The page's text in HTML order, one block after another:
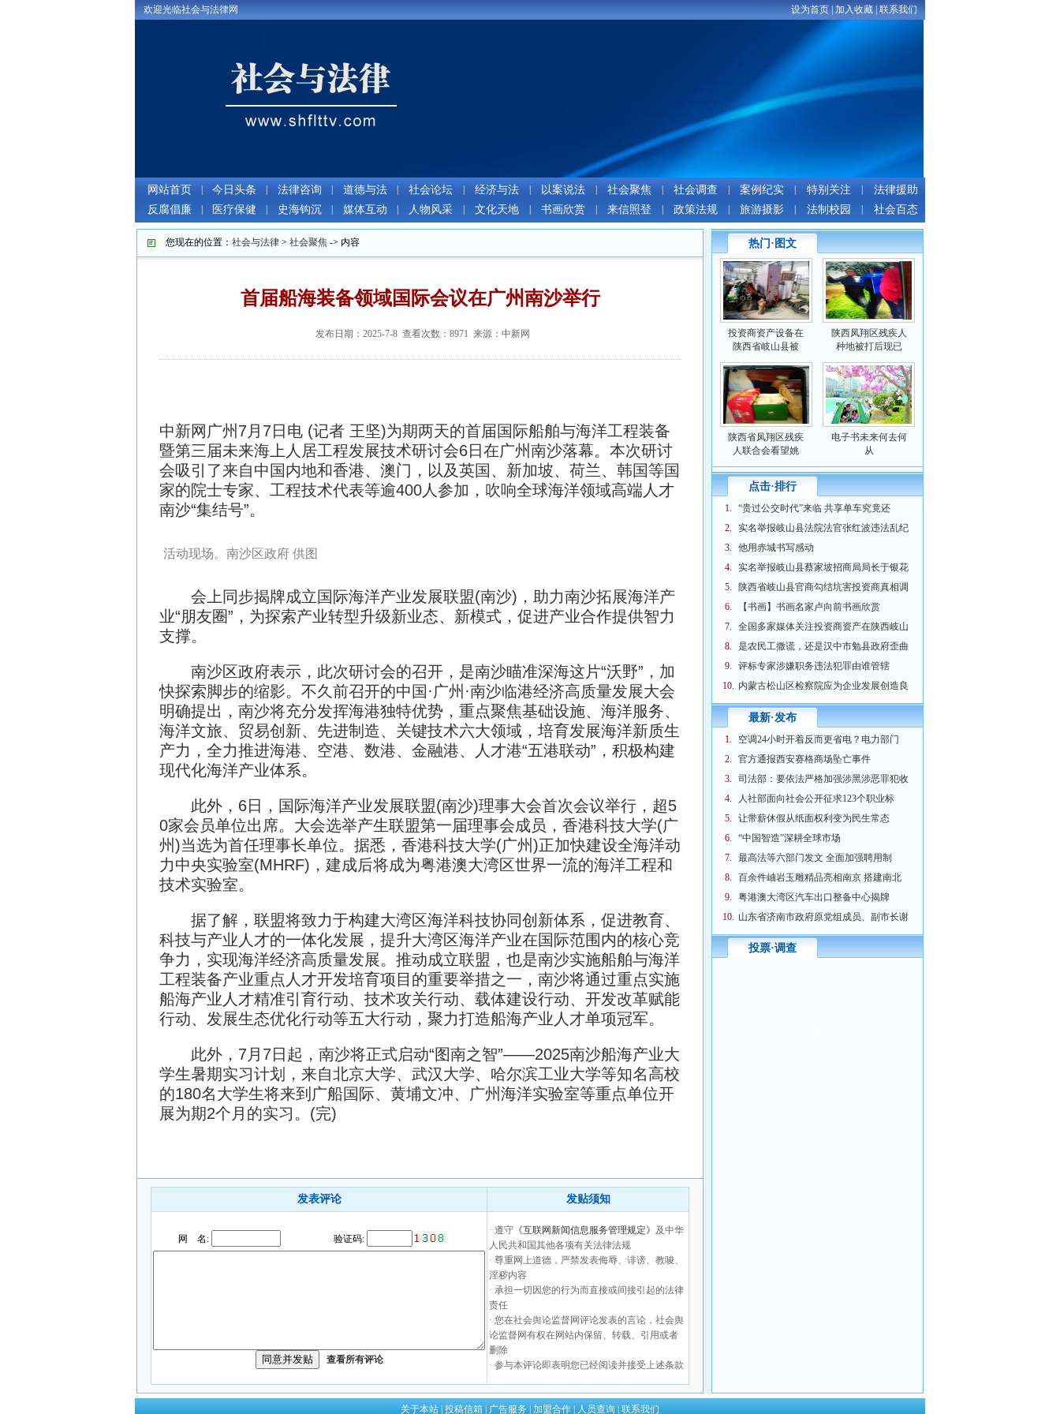
欢迎光临社会与法律网 设为首页| 加入收藏| 联系我们
网站首页 今日头条 法律咨询 道德与法 社会论坛 经济与法 以案说法 社会聚焦 社会调查 案例纪实 特别关注
法律援助
反腐倡廉
医疗保健 史海钩沉 媒体互动 人物风采 文化天地 书画欣赏 来信照登 政策法规 旅游摄影 法制校园 社会百态
您现在的位置： 社会与法律 > 社会聚焦 -> 内容
首届船海装备领域国际会议在广州南沙举行
发布日期：2025-7-8 查看次数：8971 来源：中新网
中新网 广州7月7日电 (记者 王坚)为期两天的首届国际船舶与海洋工程装备
暨第三届未来海上人居工程发展技术研讨会6日在广州南沙落幕。本次研讨
会吸引了来自中国内地和香港、澳门，以及英国、新加坡、荷兰、韩国等国
家的院士专家、工程技术代表等逾400人参加，吹响全球海洋领域高端人才
南沙“集结号”。
活动现场。南沙区政府 供图
会上同步揭牌成立国际海洋产业发展联盟(南沙)，助力南沙拓展海洋产
业“朋友圈”，为探索产业转型升级新业态、新模式，促进产业合作提供智力
支撑。
南沙区政府表示，此次研讨会的召开，是南沙瞄准深海这片“沃野”，加
快探索脚步的缩影。不久前召开的中国·广州·南沙临港经济高质量发展大会
明确提出，南沙将充分发挥海港独特优势，重点聚焦基础设施、海洋服务、
海洋文旅、贸易创新、先进制造、关键技术六大领域，培育发展海洋新质生
产力，全力推进海港、空港、数港、金融港、人才港“五港联动”，积极构建
现代化海洋产业体系。
此外，6日，国际海洋产业发展联盟(南沙)理事大会首次会议举行，超5
0家会员单位出席。大会选举产生联盟第一届理事会成员，香港科技大学(广
州)当选为首任理事长单位。据悉，香港科技大学(广州)正加快建设全海洋动
力中央实验室(MHRF)，建成后将成为粤港澳大湾区世界一流的海洋工程和
技术实验室。
据了解，联盟将致力于构建大湾区海洋科技协同创新体系，促进教育、
科技与产业人才的一体化发展，提升大湾区海洋产业在国际范围内的核心竞
争力，实现海洋经济高质量发展。推动成立联盟，也是南沙实施船舶与海洋
工程装备产业重点人才开发培育项目的重要举措之一，南沙将通过重点实施
船海产业人才精准引育行动、技术攻关行动、载体建设行动、开发改革赋能
行动、发展生态优化行动等五大行动，聚力打造船海产业人才单项冠军。
此外，7月7日起，南沙将正式启动“图南之智”——2025南沙船海产业大
学生暑期实习计划，来自北京大学、武汉大学、哈尔滨工业大学等知名高校
的180名大学生将来到广船国际、黄埔文冲、广州海洋实验室等重点单位开
展为期2个月的实习。(完)
发表评论 发贴须知
网 名: 验证码:
查看所有评论
· 遵守 《互联网新闻信息服务管理规定》 及中华
人民共和国其他各项有关法律法规
· 尊重网上道德，严禁发表侮辱、诽谤、教唆、
淫秽内容
· 承担一切因您的行为而直接或间接引起的法律
责任
· 您在社会舆论监督网评论发表的言论，社会舆
论监督网有权在网站内保留、转载、引用或者
删除
· 参与本评论即表明您已经阅读并接受上述条款
热门·图文
投资商资产设备在
陕西省岐山县被
陕西凤翔区残疾人
种地被打后现已
陕西省凤翔区残疾
人联合会看望姚
电子书未来何去何
从
点击·排行
1.
“贵过公交时代”来临 共享单车究竟还
2.
实名举报岐山县法院法官张红波违法乱纪
3.
他用赤城书写感动
4.
实名举报岐山县蔡家坡招商局局长于银花
5.
陕西省岐山县官商勾结坑害投资商真相调
6.
【书画】书画名家卢向前书画欣赏
7.
全国多家媒体关注投资商资产在陕西岐山
8.
是农民工撒谎，还是汉中市勉县政府歪曲
9.
评标专家涉嫌职务违法犯罪由谁管辖
10. 内蒙古松山区检察院应为企业发展创造良
最新·发布
1.
空调24小时开着反而更省电？电力部门
2.
官方通报西安赛格商场坠亡事件
3.
司法部：要依法严格加强涉黑涉恶罪犯收
4.
人社部面向社会公开征求123个职业标
5.
让带薪休假从纸面权利变为民生常态
6.
“中国智造”深耕全球市场
7.
最高法等六部门发文 全面加强聘用制
8.
百余件岫岩玉雕精品亮相南京 搭建南北
9.
粤港澳大湾区汽车出口整备中心揭牌
10. 山东省济南市政府原党组成员、副市长谢
投票·调查
关于本站 投稿信箱 广告服务 加盟合作 人员查询 联系我们